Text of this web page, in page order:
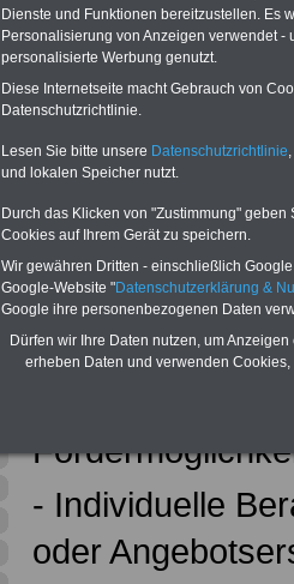
Riester-
Das bietet Ihnen
- Ausführlicher
- Individuelle
oder
Dienste und Funktionen bereitzustellen. Es
Personalisierung von Anzeigen verwendet
personalisierte Werbung genutzt.
Diese Internetseite macht Gebrauch von
Datenschutzrichtlinie.
Lesen Sie bitte unsere Datenschutzrichtlinie
und lokalen Speicher nutzt.
Durch das Klicken von "Zustimmung"
Cookies auf Ihrem Gerät zu speichern.
Wir gewähren Dritten - einschließlich
Google-Website "Datenschutzerklärung &
Google ihre personenbezogenen Daten
Dürfen wir Ihre Daten nutzen, um
erheben Daten und verwenden